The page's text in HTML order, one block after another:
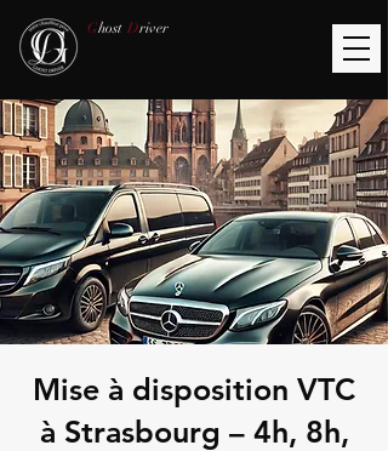
Ghost Driver
Mise à disposition VTC
à Strasbourg – 4h, 8h,